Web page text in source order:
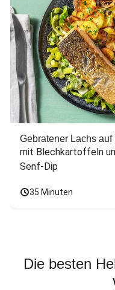
Gebratener Lachs
mit Blechkartoffeln
Senf-Dip
35 Minuten
Die besten